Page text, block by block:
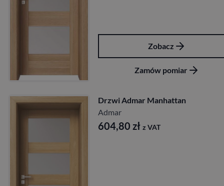
Zobacz
Zamów pomiar
Drzwi Admar Manhattan
Admar
604,80 zł z VAT